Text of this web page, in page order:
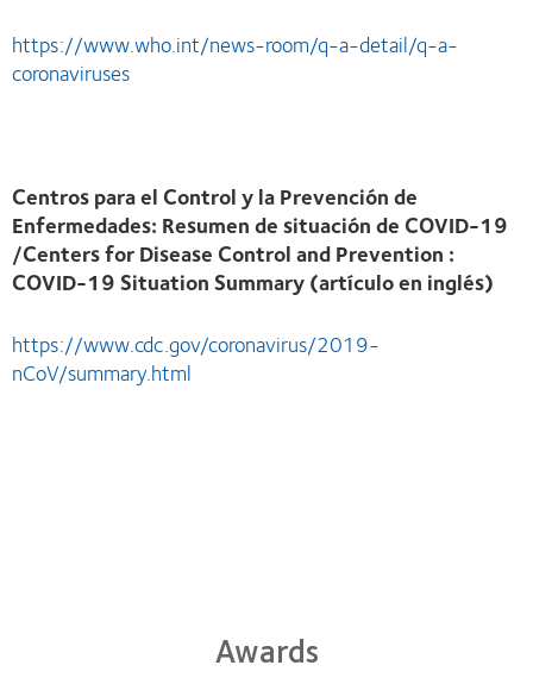
https://www.who.int/news-room/q-a-detail/q-a-
coronaviruses
Centros para el Control y la Prevención de
Enfermedades: Resumen de situación de COVID-19
/Centers for Disease Control and Prevention :
COVID-19 Situation Summary (artículo en inglés)
https://www.cdc.gov/coronavirus/2019-
nCoV/summary.html
Awards